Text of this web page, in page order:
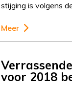
stijging is volgens
Meer
voor 2018